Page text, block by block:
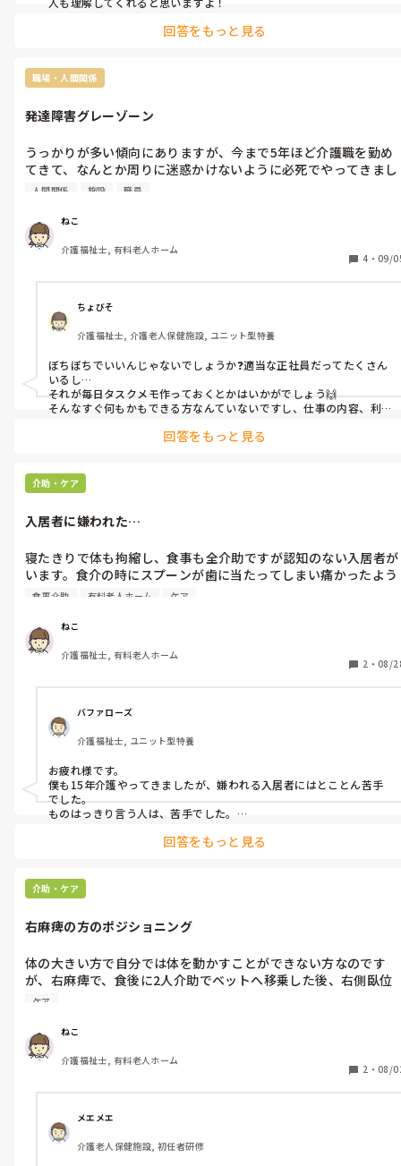
距離を置こうとしたのですが、人手不足でうまくいきませんでし
私はパートなので、社員さんに相談したり、周りに相談すれば、
入居者に嫌われるダメな職員ということになるでしょうか…。
距離をなるべく置いて解決てきたら良いのですが…。
回答をもっと見る
職場・人間関係
発達障害グレーゾーン
うっかりが多い傾向にありますが、今まで5年ほど介護職を勤め
てきて、なんとか周りに迷惑かけないように必死でやってきまし
た。
ていました。
結婚を機に退職し、子供が幼稚園に通い、余裕が出てきたので時
短のパートでまた有料老人ホームで働き始めました。フロアに45
人入居者がおり、介助の必要な人は20人ほどいます。かなり人数
が多く(私にとってはですが(^_^;))、パートで4.5時間ほどの勤務
なのでなんとかなってる感じです。
業務日誌も45人分あるのですが、１人でそれを書きます。(“特変
なし”…と“フロアで過ごしてました”を記入する程度の記録で
す。)私だけ、記入漏れが多く今日、指摘を受けました。
二度とミスがないように気を付けますが…。他にも指摘がないだ
けで何かミスやうっかりをしていそうで怖いです。
はじめは仕事を覚えるのに必死で感じなかったですが、4ヶ月経
っしゃるのでしょうか…。
今の施設で働き始めて改めて続けていくにはかなりの努力がいる
(色々な仕事をしてきましたが、介護職…前職で勤めてた施設で
じです。)
人間関係 施設 職員
ねこ
介護福祉士, 有料老人ホーム
4 ・ 09/
ちょびそ
介護福祉士, 介護老人保健施設, ユニット型特養
ぼちぼちでいいんじゃないでしょうか❓適当な正社員だってたくさん
いるし…
それが毎日タスクメモ作っておくとかはいかがでしょう🙌
そんなすぐ何もかもできる方なんていないですし、仕事の内容、利
回答をもっと見る
介助・ケア
入居者に嫌われた…
寝たきりで体も拘縮し、食事も全介助ですが認知のない入居者が
います。食介の時にスプーンが歯に当たってしまい痛かったよう
で、「もういい！！」と怒ってしまいました。
した原因だったようです。
先輩がすぐに介助を代わってくれたので、どうにかその場はおさ
まりました。
て、あまり好かれていないと思います。(あまりOJＴのない施設
で、ついポジショニングのクッションの位置がわからずつい「こ
こで大丈夫ですか？」など聞きながらやってしまい、答えてくれ
てるにも関わらずなかなか聞き取れず興奮させてしまったことが
あります…。)
この施設ではまだ3ヶ月半ほどしか働いてませんが、他の有料老
人ホームでは5年ほど経験があります。
どうも、似たような入居者さんにはどうも嫌われてしまうよう
しばらく、介助に入らず距離を置こうかと思っています。以前は
状況を避けたいと思っています。(なので、かなり気を付けていた
のですが…。5年もやってて恥ずかしいです。)
共感して頂ける方、何かアドバイス頂けたら助かります。
食事介助 有料老人ホーム ケア
ねこ
介護福祉士, 有料老人ホーム
2 ・ 08/
バファローズ
介護福祉士, ユニット型特養
お疲れ様です。
僕も15年介護やってきましたが、嫌われる入居者にはとことん苦手
でした。
ものはっきり言う人は、苦手でした。
入居者にもいろんなタイプの人がいます。何も恥ずかしい事は、あり
気を付けたり、悩んだりする事で、余計なストレス溜まるだけです。
ただ、あまり避けてばかり居ると関わりにくくなるので、言われた
回答をもっと見る
介助・ケア
右麻痺の方のポジショニング
体の大きい方で自分では体を動かすことができない方なのです
が、右麻痺で、食後に2人介助でベットへ移乗した後、右側臥位
にする人と左側臥位にする人がいます。ベットに臥床した際、ベ
側臥位になりがちのようです…。
かなり拘縮が進んでいて、右側に向けやすいのですが、やはり、
左側臥位にするべきでしょうか…。
ケア
ねこ
介護福祉士, 有料老人ホーム
2 ・ 08/
メエメエ
介護老人保健施設, 初任者研修